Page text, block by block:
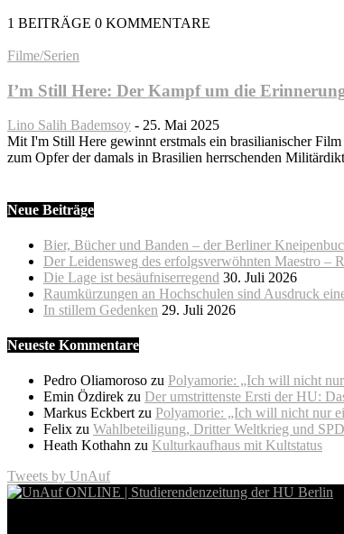
1 BEITRÄGE 0 KOMMENTARE
Filme/Serien
I’m Still Here: Der Kampf um die
Lino Salih Bademsoy - 25. Mai 2025
Mit I'm Still Here gewinnt erstmals ein brasilianischer
zum Opfer der damals in Brasilien herrschenden
Neue Beiträge
Bier, Bücher und Banden – der Berliner
Der Leidensweg des erfolgsverwöhnten Maestro –
Die Lage ist besäufniserregend 30. Juli 2026
Raumkürzungen an Hochschulen sind Ausdruck
In stillem Gedenken 29. Juli 2026
Neueste Kommentare
Pedro Oliamoroso zu Polyamorie: „Ich will nicht
Emin Özdirek zu Der umstrittenste Ersti der HU:
Markus Eckbert zu Polyamorie: „Ich will nicht nur
Felix zu Wahlbeteiligung, Dritter Weltkrieg und
Heath Kothahn zu Kulturkaufhaus mit Kultstatus
Tweets by UnAuf